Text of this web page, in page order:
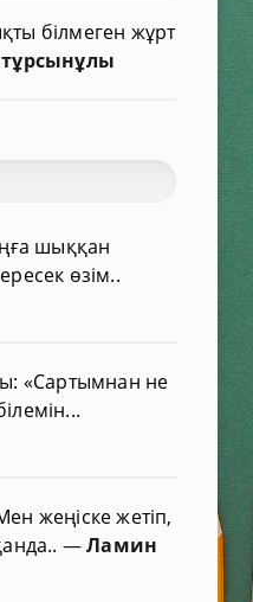
білмеген жұрт
шыққан
өзім..
«Сартымнан не
жеңіске жетіп,
—Ламин